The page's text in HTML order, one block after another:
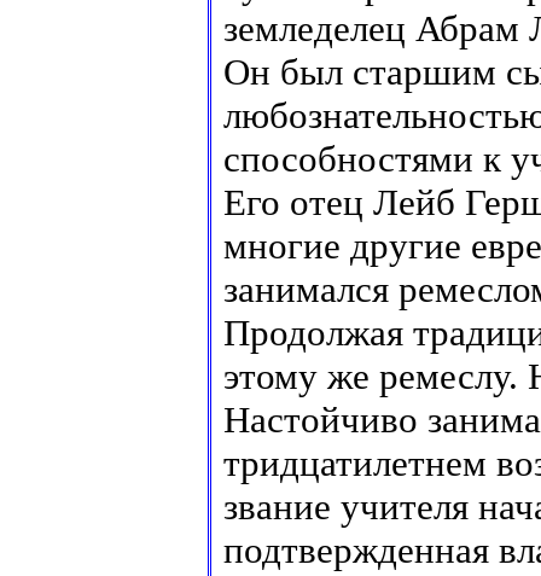
земледелец
Он был старшим
способностями к
Его отец Лейб
многие другие
занимался
Продолжая
этому же ремеслу.
Настойчиво
тридцатилетнем
звание учителя
подтвержденная